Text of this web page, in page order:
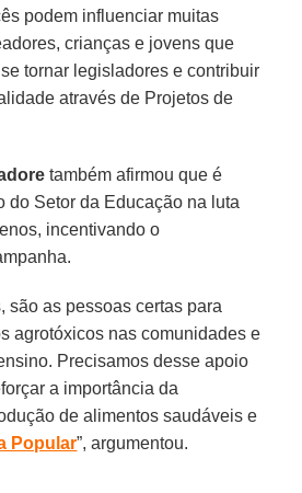
podem influenciar muitas
crianças e jovens que
tornar legisladores e contribuir
através de Projetos de
também afirmou que é
do Setor da Educação na luta
incentivando o
são as pessoas certas para
agrotóxicos nas comunidades e
Precisamos desse apoio
a importância da
de alimentos saudáveis e
Popular”, argumentou.